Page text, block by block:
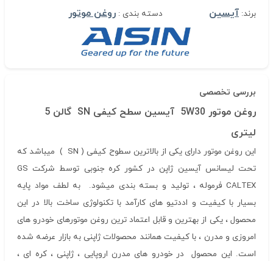
برند: آیسین دسته بندی : روغن موتور
بررسی تخصصی
روغن موتور 5W30 آیسین سطح کیفی SN گالن 5
لیتری
این روغن موتور دارای یکی از بالاترین سطوح کیفی ( SN ) میباشد که
تحت لیسانس آیسین ژاپن در کشور کره جنوبی توسط شرکت GS
CALTEX فرموله ، تولید و بسته بندی میشود. به لطف مواد پایه
بسیار با کیفیت و اددتیو های کارآمد با تکنولوژی ساخت بالا در این
محصول ، یکی از بهترین و قابل اعتماد ترین روغن موتورهای خودرو های
امروزی و مدرن ، با کیفیت همانند محصولات ژاپنی به بازار عرضه شده
است. این محصول در خودرو های مدرن اروپایی ، ژاپنی ، کره ای ،